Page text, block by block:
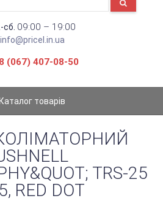
сб. 09:00 – 19:00
info@pricel.in.ua
(067) 407-08-50
Каталог товарів
TRS-25
RED DOT